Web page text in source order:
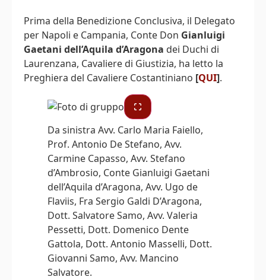
Prima della Benedizione Conclusiva, il Delegato
per Napoli e Campania, Conte Don Gianluigi
Gaetani dell’Aquila d’Aragona dei Duchi di
Laurenzana, Cavaliere di Giustizia, ha letto la
Preghiera del Cavaliere Costantiniano [QUI].
Da sinistra Avv. Carlo Maria Faiello,
Prof. Antonio De Stefano, Avv.
Carmine Capasso, Avv. Stefano
d’Ambrosio, Conte Gianluigi Gaetani
dell’Aquila d’Aragona, Avv. Ugo de
Flaviis, Fra Sergio Galdi D’Aragona,
Dott. Salvatore Samo, Avv. Valeria
Pessetti, Dott. Domenico Dente
Gattola, Dott. Antonio Masselli, Dott.
Giovanni Samo, Avv. Mancino
Salvatore.